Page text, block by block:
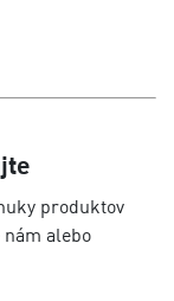
produktov
alebo